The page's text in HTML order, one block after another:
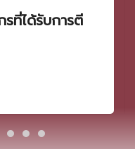
ที่ได้รับการตี